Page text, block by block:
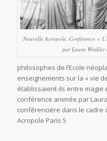
Nouvelle Acropole, Conférence «
par Laura Winkler
philosophes de l’Ecole
enseignements sur la « vie
établissaient-ils entre magie
conférence animée par
conférencière dans le cadre
Acropole Paris 5